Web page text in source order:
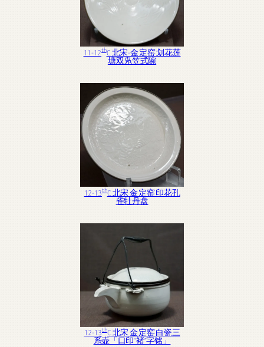
11-12thC. 北宋-金 定窑 划花莲
塘双凫笠式碗
12-13thC. 北宋 金 定窑 印花孔
雀牡丹盘
12-13thC. 北宋 金 定窑 白瓷三
系壶「口印“褚”字铭」